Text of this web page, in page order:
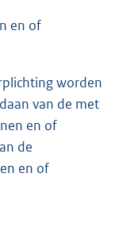
en of
worden
van de met
en of
de
en of